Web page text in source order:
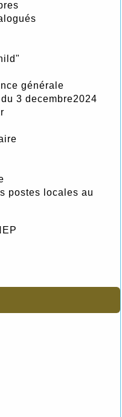
générale
3 decembre2024
postes locales au